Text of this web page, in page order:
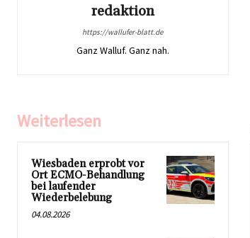
redaktion
https://wallufer-blatt.de
Ganz Walluf. Ganz nah.
Weiterlesen
Wiesbaden erprobt vor
Ort ECMO-Behandlung
bei laufender
Wiederbelebung
04.08.2026